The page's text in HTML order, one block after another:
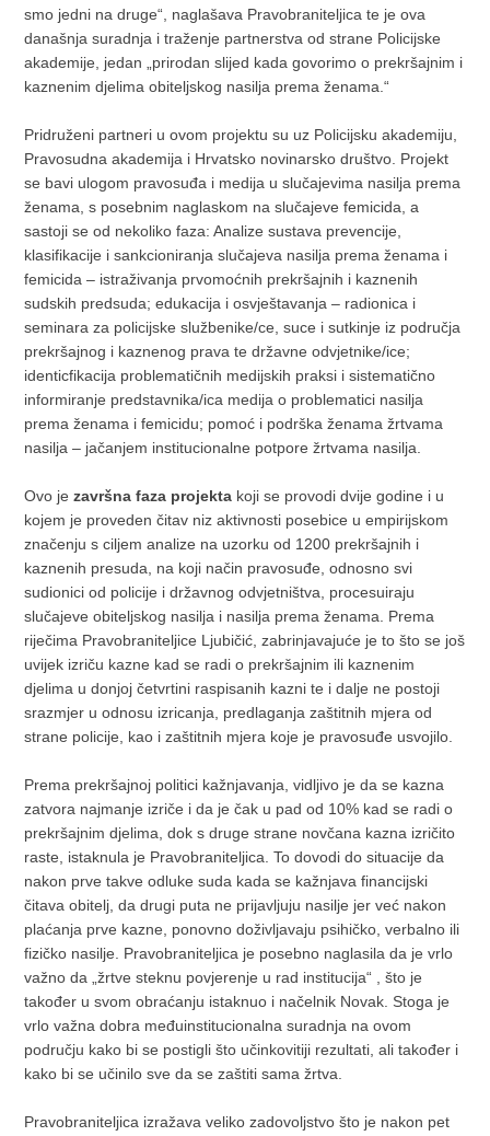
smo jedni na druge“, naglašava Pravobraniteljica te je ova
današnja suradnja i traženje partnerstva od strane Policijske
akademije, jedan „prirodan slijed kada govorimo o prekršajnim i
kaznenim djelima obiteljskog nasilja prema ženama.“
Pridruženi partneri u ovom projektu su uz Policijsku akademiju,
Pravosudna akademija i Hrvatsko novinarsko društvo. Projekt
se bavi ulogom pravosuđa i medija u slučajevima nasilja prema
ženama, s posebnim naglaskom na slučajeve femicida, a
sastoji se od nekoliko faza: Analize sustava prevencije,
klasifikacije i sankcioniranja slučajeva nasilja prema ženama i
femicida – istraživanja prvomoćnih prekršajnih i kaznenih
sudskih predsuda; edukacija i osvještavanja – radionica i
seminara za policijske službenike/ce, suce i sutkinje iz područja
prekršajnog i kaznenog prava te državne odvjetnike/ice;
identicfikacija problematičnih medijskih praksi i sistematično
informiranje predstavnika/ica medija o problematici nasilja
prema ženama i femicidu; pomoć i podrška ženama žrtvama
nasilja – jačanjem institucionalne potpore žrtvama nasilja.
Ovo jezavršna faza projekta koji se provodi dvije godine i u
kojem je proveden čitav niz aktivnosti posebice u empirijskom
značenju s ciljem analize na uzorku od 1200 prekršajnih i
kaznenih presuda, na koji način pravosuđe, odnosno svi
sudionici od policije i državnog odvjetništva, procesuiraju
slučajeve obiteljskog nasilja i nasilja prema ženama. Prema
riječima Pravobraniteljice Ljubičić, zabrinjavajuće je to što se još
uvijek izriču kazne kad se radi o prekršajnim ili kaznenim
djelima u donjoj četvrtini raspisanih kazni te i dalje ne postoji
srazmjer u odnosu izricanja, predlaganja zaštitnih mjera od
strane policije, kao i zaštitnih mjera koje je pravosuđe usvojilo.
Prema prekršajnoj politici kažnjavanja, vidljivo je da se kazna
zatvora najmanje izriče i da je čak u pad od 10% kad se radi o
prekršajnim djelima, dok s druge strane novčana kazna izričito
raste, istaknula je Pravobraniteljica. To dovodi do situacije da
nakon prve takve odluke suda kada se kažnjava financijski
čitava obitelj, da drugi puta ne prijavljuju nasilje jer već nakon
plaćanja prve kazne, ponovno doživljavaju psihičko, verbalno ili
fizičko nasilje. Pravobraniteljica je posebno naglasila da je vrlo
važno da „žrtve steknu povjerenje u rad institucija“ , što je
također u svom obraćanju istaknuo i načelnik Novak. Stoga je
vrlo važna dobra međuinstitucionalna suradnja na ovom
području kako bi se postigli što učinkovitiji rezultati, ali također i
kako bi se učinilo sve da se zaštiti sama žrtva.
Pravobraniteljica izražava veliko zadovoljstvo što je nakon pet